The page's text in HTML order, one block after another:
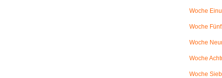
Woche
Woche
Woche
Woche
Woche